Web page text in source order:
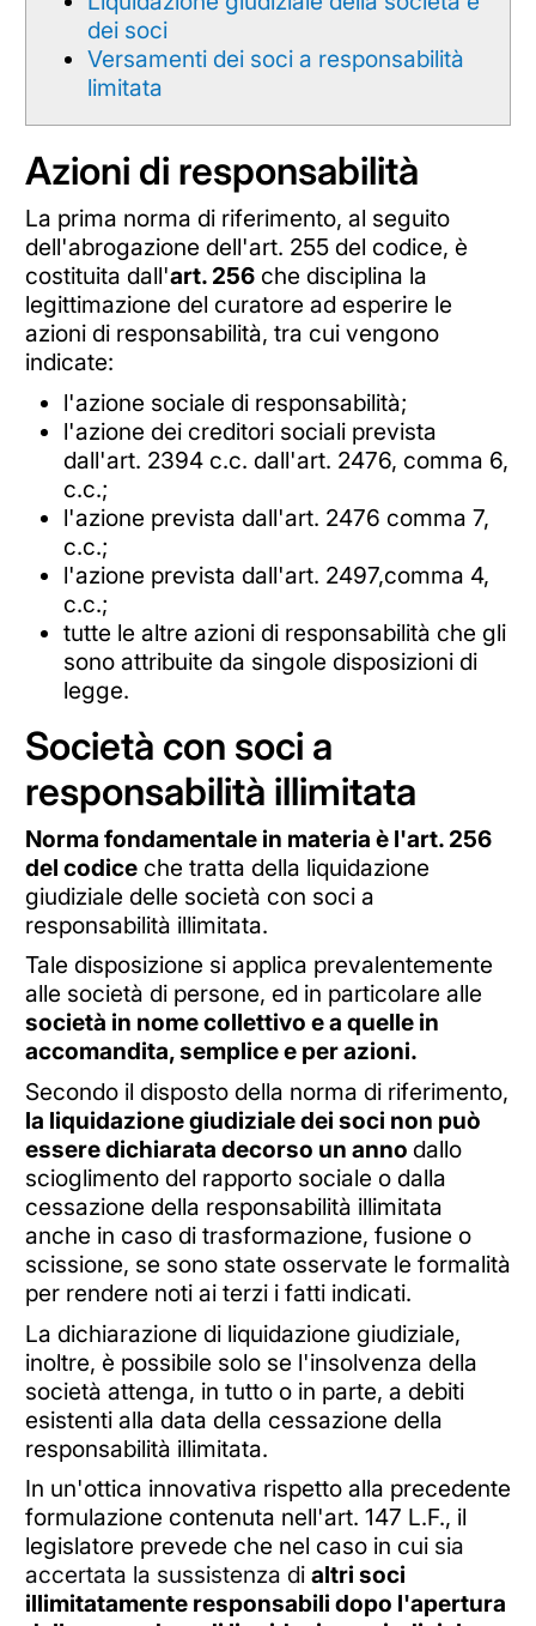
dei soci
Versamenti dei soci a responsabilità
limitata
Azioni di responsabilità
La prima norma di riferimento, al seguito
dell'abrogazione dell'art. 255 del codice, è
costituita dall'art. 256che disciplina la
legittimazione del curatore ad esperire le
azioni di responsabilità, tra cui vengono
indicate:
l'azione sociale di responsabilità;
l'azione dei creditori sociali prevista
dall'art. 2394 c.c. dall'art. 2476, comma 6,
c.c.;
l'azione prevista dall'art. 2476 comma 7,
c.c.;
l'azione prevista dall'art. 2497,comma 4,
c.c.;
tutte le altre azioni di responsabilità che gli
sono attribuite da singole disposizioni di
legge.
Società con soci a
responsabilità illimitata
Norma fondamentale in materia è l'art. 256
del codiceche tratta della liquidazione
giudiziale delle società con soci a
responsabilità illimitata.
Tale disposizione si applica prevalentemente
alle società di persone, ed in particolare alle
società in nome collettivo e a quelle in
accomandita, semplice e per azioni.
Secondo il disposto della norma di riferimento,
la liquidazione giudiziale dei soci non può
essere dichiarata decorso un anno dallo
scioglimento del rapporto sociale o dalla
cessazione della responsabilità illimitata
anche in caso di trasformazione, fusione o
scissione, se sono state osservate le formalità
per rendere noti ai terzi i fatti indicati.
La dichiarazione di liquidazione giudiziale,
inoltre, è possibile solo se l'insolvenza della
società attenga, in tutto o in parte, a debiti
esistenti alla data della cessazione della
responsabilità illimitata.
In un'ottica innovativa rispetto alla precedente
formulazione contenuta nell'art. 147 L.F., il
legislatore prevede che nel caso in cuisia
accertata la sussistenza di altri soci
illimitatamente responsabili dopo l'apertura